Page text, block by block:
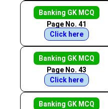
Banking GK MCQ
Page No. 41
Click here
Banking GK MCQ
Page No. 43
Click here
Banking GK MCQ